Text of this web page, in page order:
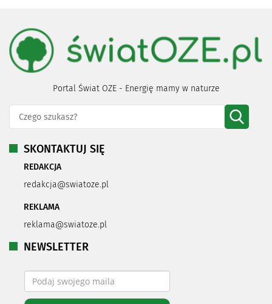
Portal Świat OZE - Energię mamy w naturze
SKONTAKTUJ SIĘ
REDAKCJA
redakcja@swiatoze.pl
REKLAMA
reklama@swiatoze.pl
NEWSLETTER